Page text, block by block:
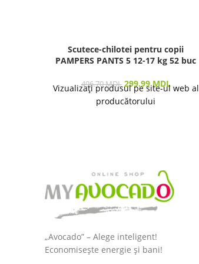
Scutece-chilotei pentru copii
PAMPERS PANTS 5 12-17 kg 52 buc
496.70MDL 299.99MDL
Vizualizați produsul pe site-ul web al
producătorului
„Avocado” – Alege inteligent!
Economisește energie și bani!